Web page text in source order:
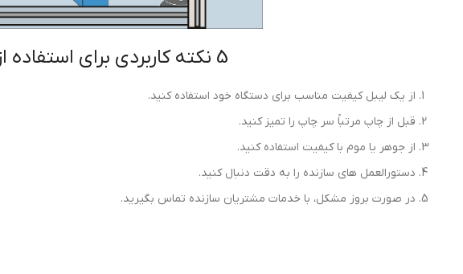
5 نکته کاربردی برای استفاده از دستگاه لیبل زن
از یک لیبل کیفیت مناسب برای دستگاه خود استفاده کنید.
قبل از چاپ مرتباً سر چاپ را تمیز کنید.
از جوهر یا موم با کیفیت استفاده کنید.
دستورالعمل های سازنده را به دقت دنبال کنید.
در صورت بروز مشکل، با خدمات مشتریان سازنده تماس بگیرید.